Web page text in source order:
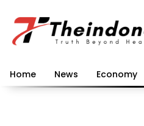
konten
Home News Economy